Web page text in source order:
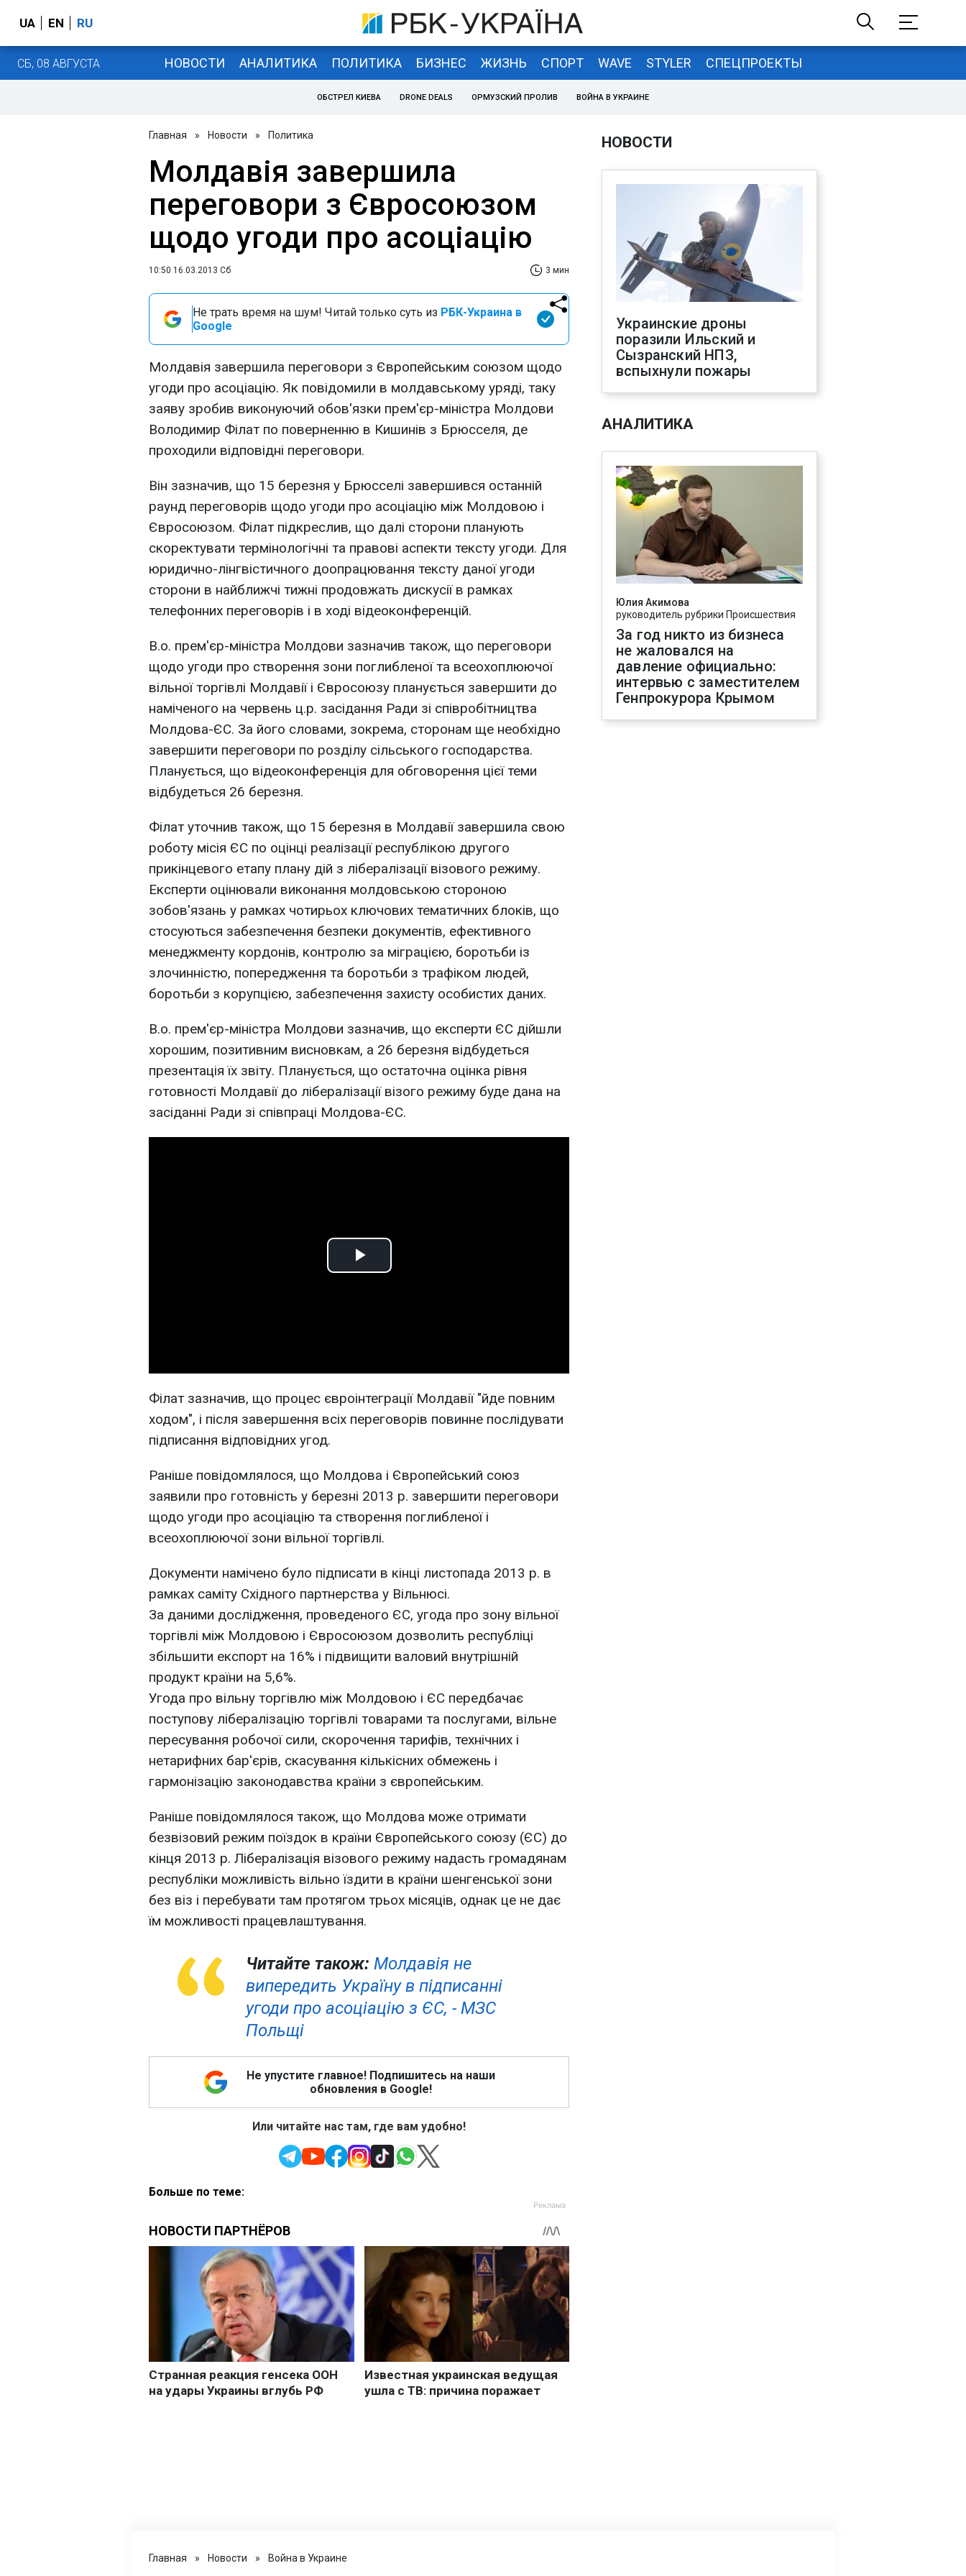
UA EN RU
СБ, 08 АВГУСТА НОВОСТИ АНАЛИТИКА ПОЛИТИКА БИЗНЕС ЖИЗНЬ СПОРТ WAVE STYLER СПЕЦПРОЕКТЫ
ОБСТРЕЛ КИЕВА DRONE DEALS ОРМУЗСКИЙ ПРОЛИВ ВОЙНА В УКРАИНЕ
Главная » Новости » Политика
Молдавія завершила
переговори з Євросоюзом
щодо угоди про асоціацію
10:50 16.03.2013 Сб 3 мин
Не трать время на шум! Читай только суть из РБК-Украина в
Google
Молдавія завершила переговори з Європейським союзом щодо
угоди про асоціацію. Як повідомили в молдавському уряді, таку
заяву зробив виконуючий обов'язки прем'єр-міністра Молдови
Володимир Філат по поверненню в Кишинів з Брюсселя, де
проходили відповідні переговори.
Він зазначив, що 15 березня у Брюсселі завершився останній
раунд переговорів щодо угоди про асоціацію між Молдовою і
Євросоюзом. Філат підкреслив, що далі сторони планують
скоректувати термінологічні та правові аспекти тексту угоди. Для
юридично-лінгвістичного доопрацювання тексту даної угоди
сторони в найближчі тижні продовжать дискусії в рамках
телефонних переговорів і в ході відеоконференцій.
В.о. прем'єр-міністра Молдови зазначив також, що переговори
щодо угоди про створення зони поглибленої та всеохоплюючої
вільної торгівлі Молдавії і Євросоюзу планується завершити до
наміченого на червень ц.р. засідання Ради зі співробітництва
Молдова-ЄС. За його словами, зокрема, сторонам ще необхідно
завершити переговори по розділу сільського господарства.
Планується, що відеоконференція для обговорення цієї теми
відбудеться 26 березня.
Філат уточнив також, що 15 березня в Молдавії завершила свою
роботу місія ЄС по оцінці реалізації республікою другого
прикінцевого етапу плану дій з лібералізації візового режиму.
Експерти оцінювали виконання молдовською стороною
зобов'язань у рамках чотирьох ключових тематичних блоків, що
стосуються забезпечення безпеки документів, ефективного
менеджменту кордонів, контролю за міграцією, боротьби із
злочинністю, попередження та боротьби з трафіком людей,
боротьби з корупцією, забезпечення захисту особистих даних.
В.о. прем'єр-міністра Молдови зазначив, що експерти ЄС дійшли
хорошим, позитивним висновкам, а 26 березня відбудеться
презентація їх звіту. Планується, що остаточна оцінка рівня
готовності Молдавії до лібералізації візого режиму буде дана на
засіданні Ради зі співпраці Молдова-ЄС.
Play
Філат зазначив, що процес євроінтеграції Молдавії "йде повним
ходом", і після завершення всіх переговорів повинне послідувати
підписання відповідних угод.
Раніше повідомлялося, що Молдова і Європейський союз
заявили про готовність у березні 2013 р. завершити переговори
щодо угоди про асоціацію та створення поглибленої і
всеохоплюючої зони вільної торгівлі.
Документи намічено було підписати в кінці листопада 2013 р. в
рамках саміту Східного партнерства у Вільнюсі.
За даними дослідження, проведеного ЄС, угода про зону вільної
торгівлі між Молдовою і Євросоюзом дозволить республіці
збільшити експорт на 16% і підвищити валовий внутрішній
продукт країни на 5,6%.
Угода про вільну торгівлю між Молдовою і ЄС передбачає
поступову лібералізацію торгівлі товарами та послугами, вільне
пересування робочої сили, скорочення тарифів, технічних і
нетарифних бар'єрів, скасування кількісних обмежень і
гармонізацію законодавства країни з європейським.
Раніше повідомлялося також, що Молдова може отримати
безвізовий режим поїздок в країни Європейського союзу (ЄС) до
кінця 2013 р. Лібералізація візового режиму надасть громадянам
республіки можливість вільно їздити в країни шенгенської зони
без віз і перебувати там протягом трьох місяців, однак це не дає
їм можливості працевлаштування.
Читайте також: Молдавія не
випередить Україну в підписанні
угоди про асоціацію з ЄС, - МЗС
Польщі
Не упустите главное! Подпишитесь на наши
обновления в Google!
Или читайте нас там, где вам удобно!
Больше по теме:
НОВОСТИ
Украинские дроны
поразили Ильский и
Сызранский НПЗ,
вспыхнули пожары
АНАЛИТИКА
Юлия Акимова
руководитель рубрики Происшествия
За год никто из бизнеса
не жаловался на
давление официально:
интервью с заместителем
Генпрокурора Крымом
Главная » Новости » Война в Украине